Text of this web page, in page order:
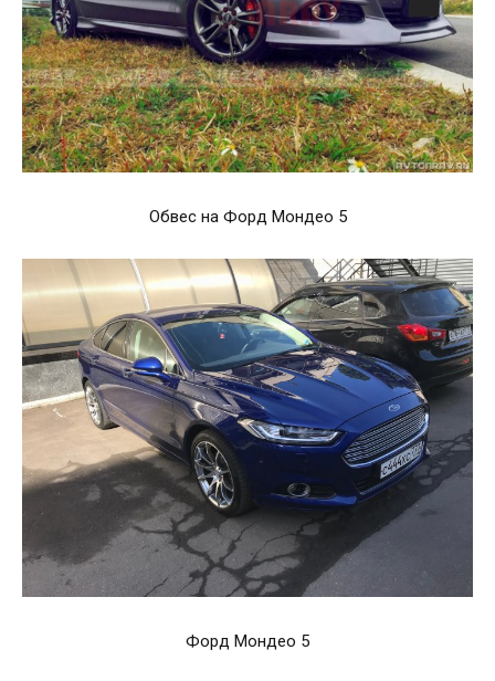
Обвес на Форд Мондео 5
Форд Мондео 5